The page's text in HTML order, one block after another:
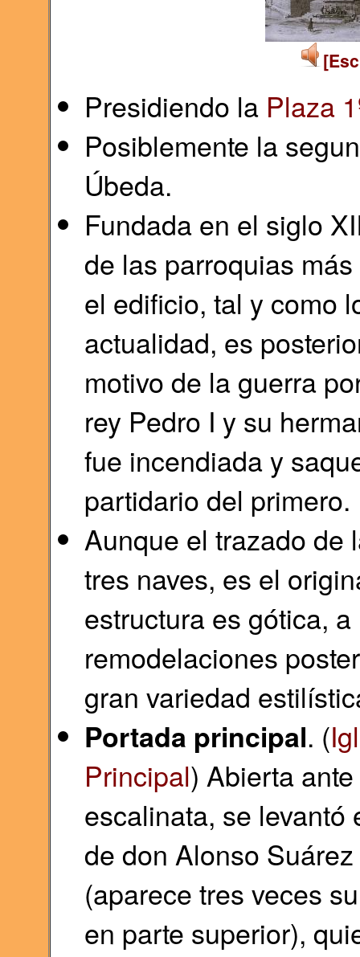
Presidiendo la Plaza
Posiblemente la
Úbeda.
Fundada en el siglo
de las parroquias
el edificio, tal y como
actualidad, es
motivo de la guerra
rey Pedro I y su
fue incendiada y
partidario del primero.
Aunque el trazado de
tres naves, es el
estructura es gótica,
remodelaciones
gran variedad
Portada principal. (
Principal) Abierta
escalinata, se levantó
de don Alonso
(aparece tres veces
en parte superior),